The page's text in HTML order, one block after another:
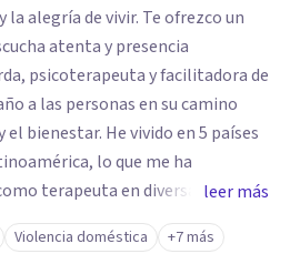
la alegría de vivir. Te ofrezco un
atenta y presencia
a las personas en su camino
vivido en 5 países
lo que me ha
terapeuta en diversas
con personas de un amplio
y profesiones. Al ser
leer más
Violencia doméstica +7 más